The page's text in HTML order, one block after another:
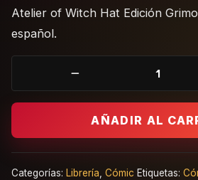
Atelier of Witch Hat Edición
español.
AÑADIR AL
Categorías: Librería Cómic Etiquetas: